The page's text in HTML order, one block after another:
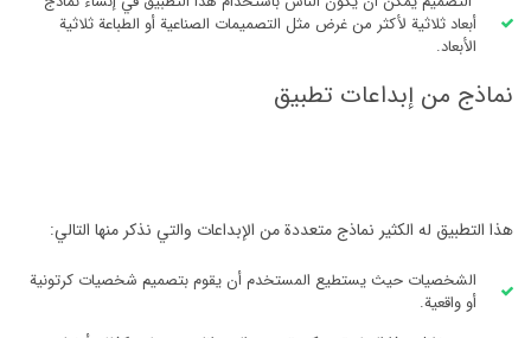
أبعاد ثلاثية لأكثر من غرض مثل التصميمات الصناعية أو الطباعة ثلاثية
الأبعاد.
نماذج من إبداعات تطبيق
هذا التطبيق له الكثير نماذج متعددة من الإبداعات والتي نذكر منها التالي:
الشخصيات حيث يستطيع المستخدم أن يقوم بتصميم شخصيات كرتونية
أو واقعية.